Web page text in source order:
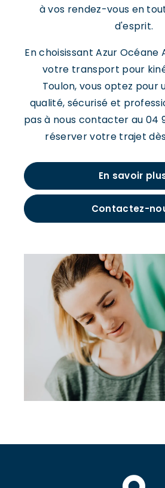
à vos rendez-vous en
d'esprit.
En choisissant Azur
votre transport pour
Toulon, vous optez pour
qualité, sécurisé et
pas à nous contacter au 04
réserver votre trajet
En savoir
Contactez-